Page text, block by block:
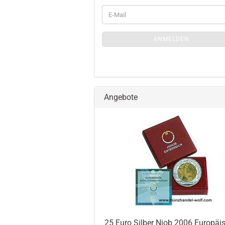
WEITER
ZUR
E-
Mail
ANMELDEN
Angebote
25 Euro Silber Niob 2006